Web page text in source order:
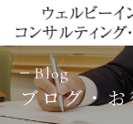
Blog
ブログ・